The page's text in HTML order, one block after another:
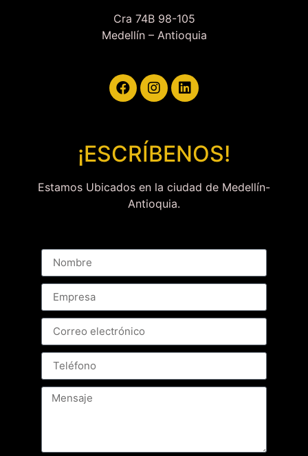
Cra 74B 98-105
Medellín – Antioquia
¡ESCRÍBENOS!
Estamos Ubicados en la ciudad de Medellín-
Antioquia.